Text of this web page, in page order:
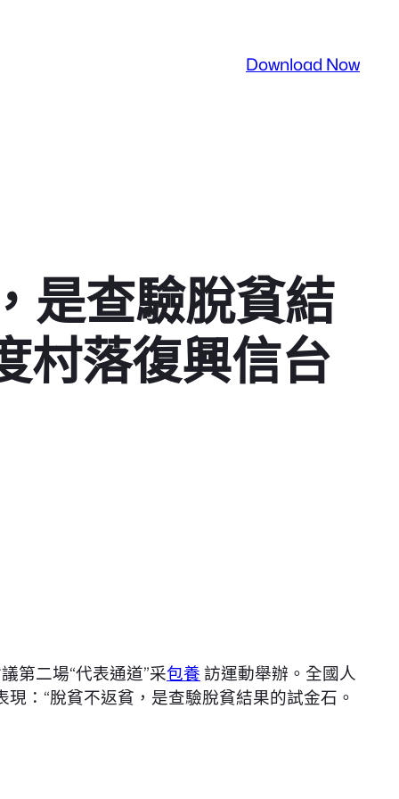
Download Now
是查驗脫貧結
村落復興信台
第二場“代表通道”采包養訪運動舉辦。全國人
：“脫貧不返貧，是查驗脫貧結果的試金石。